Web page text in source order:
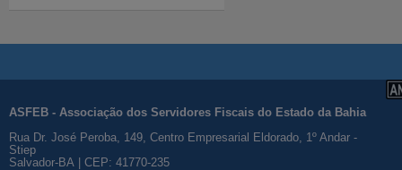
ASFEB - Associação dos Servidores Fiscais do Estado da Bahia
Rua Dr. José Peroba, 149, Centro Empresarial Eldorado, 1º Andar -
Stiep
Salvador-BA | CEP: 41770-235